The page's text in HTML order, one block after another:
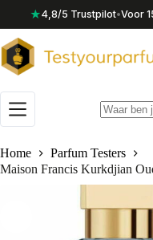
inhoud
★4,8/5 Trustpilot•Voor
Home
Parfum Testers
Maison Francis Kurkdjian